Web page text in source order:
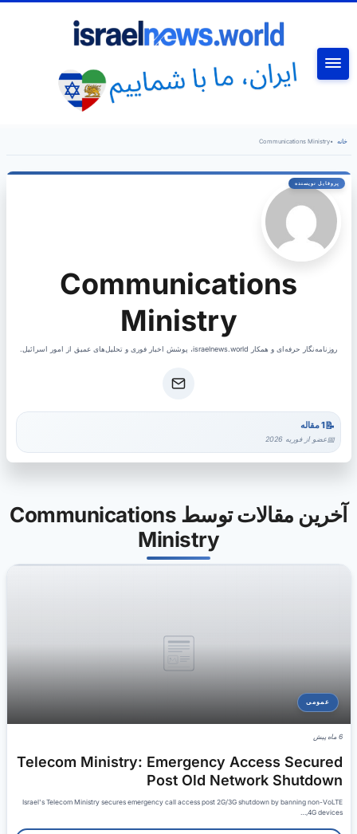
خانه •
Communications Ministry
Communications
Ministry
روزنامه‌نگار حرفه‌ای و همکار israelnews.world، پوشش اخبار فوری و تحلیل‌های عمیق از امور اسرائیل.
1 مقاله
عضو از فوریه 2026
آخرین مقالات توسط Communications
Ministry
عمومی
6 ماه پیش
Telecom Ministry: Emergency Access Secured
Post Old Network Shutdown
Israel's Telecom Ministry secures emergency call access post 2G/3G shutdown by banning non-VoLTE
4G devices,…